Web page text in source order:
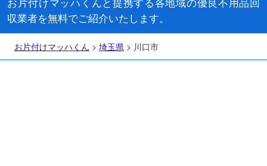
収業者を無料でご紹介いたします。
お片付けマッハくん > 埼玉県 > 川口市